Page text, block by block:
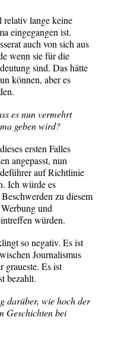
lange keine
eingegangen ist.
auch von sich aus
wenn sie für die
sind. Das hätte
können, aber es
es nun vermehrt
geben wird?
ersten Falles
angepasst, nun
auf Richtlinie
Ich würde es
zu diesem
und
würden.
so negativ. Es ist
Journalismus
graueste. Es ist
bezahlt.
darüber, wie hoch der
Geschichten bei